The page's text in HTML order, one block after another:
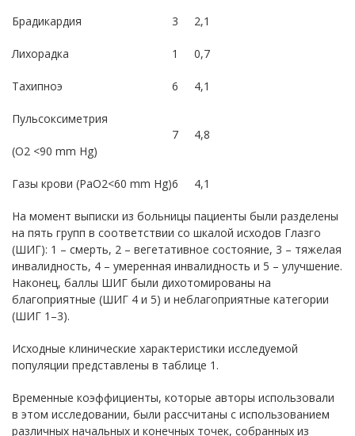
Брадикардия 3 2,1
Лихорадка 1 0,7
Тахипноэ 6 4,1
Пульсоксиметрия
(O2 <90 mm Hg)
7 4,8
Газы крови (PaO2<60 mm Hg)6 4,1
На момент выписки из больницы пациенты были разделены
на пять групп в соответствии со шкалой исходов Глазго
(ШИГ): 1 – смерть, 2 – вегетативное состояние, 3 – тяжелая
инвалидность, 4 – умеренная инвалидность и 5 – улучшение.
Наконец, баллы ШИГ были дихотомированы на
благоприятные (ШИГ 4 и 5) и неблагоприятные категории
(ШИГ 1–3).
Исходные клинические характеристики исследуемой
популяции представлены в таблице 1.
Временные коэффициенты, которые авторы использовали
в этом исследовании, были рассчитаны с использованием
различных начальных и конечных точек, собранных из